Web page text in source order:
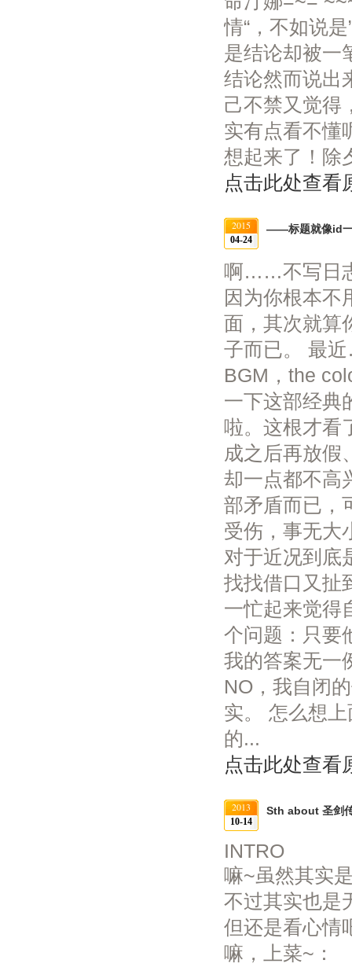
情“，不如说
是结论却被
结论然而说
己不禁又觉得
实有点看不
想起来了！除
点击此处查看
2015
04-24
——标题就像id一
啊……不写日
因为你根本不
面，其次就算
子而已。 最
BGM，the
一下这部经典
啦。这根才看
成之后再放假
却一点都不高
部矛盾而已，
受伤，事无
对于近况到底
找找借口又扯
一忙起来觉得
个问题：只要
我的答案无一
NO，我自闭
实。 怎么想
的...
点击此处查看
2013
10-14
Sth about 圣剑
INTRO
嘛~虽然其实
不过其实也是
但还是看心情
嘛，上菜~：